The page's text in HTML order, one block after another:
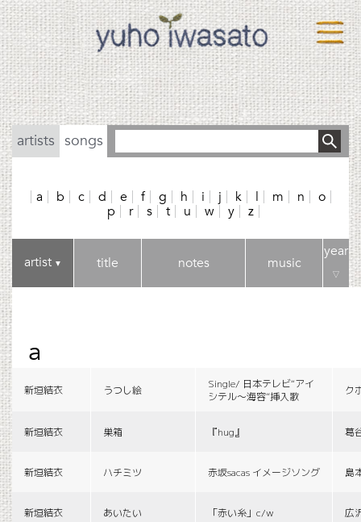
artists songs
a b c d e f g h i j k l m n
o
p
r s t u w y z
artist▼ title notes music
year
▽
a
新垣結衣 うつし絵
Single/ 日本テレビ“アイ
シテル〜海容”挿入歌
ク
新垣結衣 巣箱 『hug』 葛
新垣結衣 ハチミツ 赤坂sacas イメージソング 島
新垣結衣 あいたい 「赤い糸」c/w 広